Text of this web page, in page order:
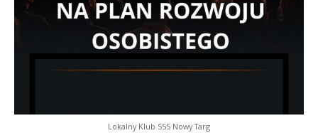
Lokalny Klub 555 Nowy Targ